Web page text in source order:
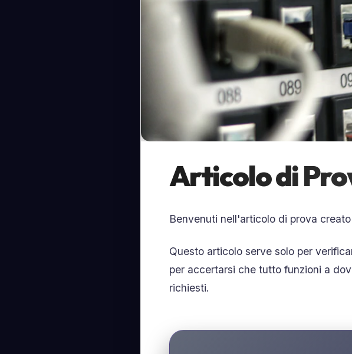
Articolo di
Benvenuti nell'articolo di prova
Questo articolo serve solo per
per accertarsi che tutto funzioni a
richiesti.